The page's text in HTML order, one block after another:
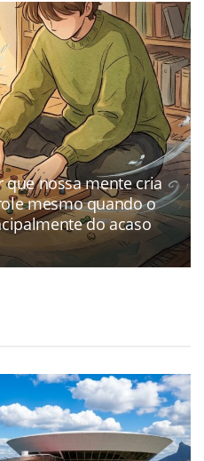
nossa mente cria
mesmo quando o
do acaso